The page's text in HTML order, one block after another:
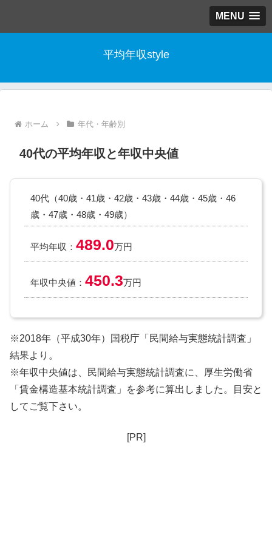
MENU
平均年収style
ホーム 年代・年齢別
40代の平均年収と年収中央値
40代（40歳・41歳・42歳・43歳・44歳・45歳・46
歳・47歳・48歳・49歳）
平均年収： 489.0万円
年収中央値： 450.3万円
※2018年（平成30年）国税庁「民間給与実態統計調査」
結果より。
※年収中央値は、民間給与実態統計調査に、厚生労働省
「賃金構造基本統計調査」を参考に算出しました。目安と
してご覧下さい。
[PR]